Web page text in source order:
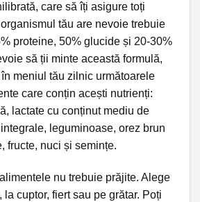
care să îți asigure toți
tău are nevoie trebuie
proteine, 50% glucide și 20-30%
să ții minte această formulă,
meniul tău zilnic următoarele
care conțin acești nutrienți:
lactate cu conținut mediu de
leguminoase, orez brun
fructe, nuci și semințe.
nu trebuie prăjite. Alege
la cuptor, fiert sau pe grătar. Poți